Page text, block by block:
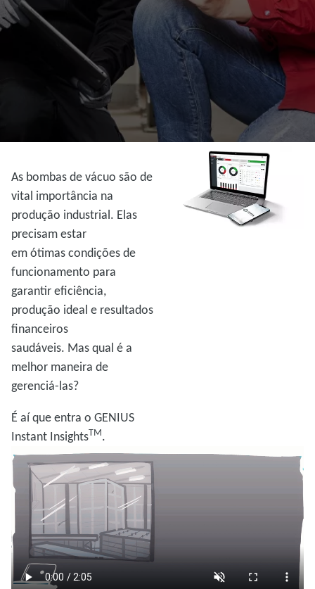
As bombas de vácuo são de
vital importância na
produção industrial. Elas
precisam estar
em ótimas condições de
funcionamento para
garantir eficiência,
produção ideal e resultados
financeiros
saudáveis. Mas qual é a
melhor maneira de
gerenciá-las?
É aí que entra o GENIUS
Instant InsightsTM.